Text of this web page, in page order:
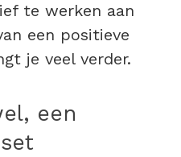
te werken aan
een positieve
je veel verder.
een